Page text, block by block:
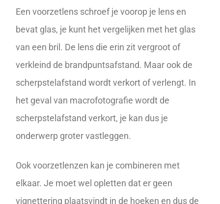
Een voorzetlens schroef je voorop je lens en
bevat glas, je kunt het vergelijken met het glas
van een bril. De lens die erin zit vergroot of
verkleind de brandpuntsafstand. Maar ook de
scherpstelafstand wordt verkort of verlengt. In
het geval van macrofotografie wordt de
scherpstelafstand verkort, je kan dus je
onderwerp groter vastleggen.
Ook voorzetlenzen kan je combineren met
elkaar. Je moet wel opletten dat er geen
vignettering plaatsvindt in de hoeken en dus de